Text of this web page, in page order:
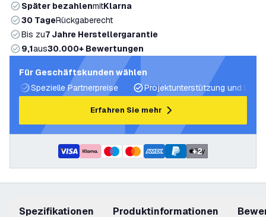
Später bezahlenmitKlarna
30 TageRückgaberecht
Bis zu7 Jahre Herstellergarantie
9,1aus30.000+ Bewertungen
Für Geschäftskunden wählen
Spezielle Partnerpreise
Projektunterstützung und
Erfahren Sie mehr
+2
Spezifikationen Produktinformationen